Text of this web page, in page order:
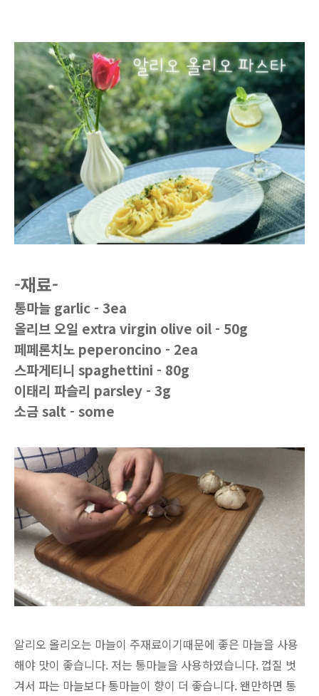
-재료-
통마늘 garlic - 3ea
올리브 오일 extra virgin olive oil - 50g
페페론치노 peperoncino - 2ea
스파게티니 spaghettini - 80g
이태리 파슬리 parsley - 3g
소금 salt - some
알리오 올리오는 마늘이 주재료이기때문에 좋은 마늘을 사용
해야 맛이 좋습니다. 저는 통마늘을 사용하였습니다. 껍질 벗
겨서 파는 마늘보다 통마늘이 향이 더 좋습니다. 왠만하면 통